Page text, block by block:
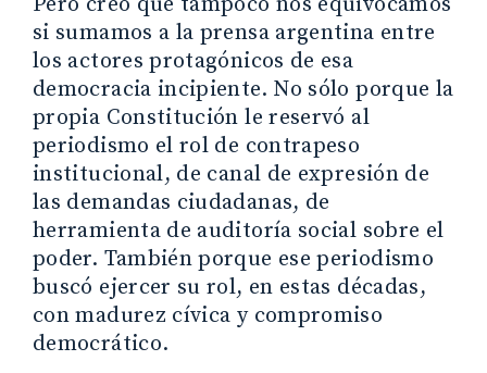
si sumamos a la prensa argentina entre
los actores protagónicos de esa
democracia incipiente. No sólo porque la
propia Constitución le reservó al
periodismo el rol de contrapeso
institucional, de canal de expresión de
las demandas ciudadanas, de
herramienta de auditoría social sobre el
poder. También porque ese periodismo
buscó ejercer su rol, en estas décadas,
con madurez cívica y compromiso
democrático.